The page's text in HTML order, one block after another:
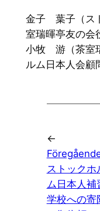
金子 葉子（ス
室瑞暉亭友の会
小牧 游（茶室
ルム日本人会顧
←
ストックホ
ム日本人補
学校への寄